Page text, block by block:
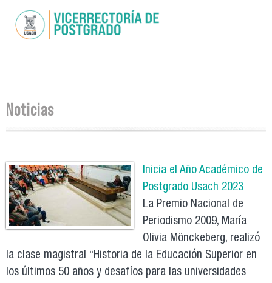
contenido
Se encuentra usted aquí
Noticias
Inicia el Año Académico de
Postgrado Usach 2023
La Premio Nacional de
Periodismo 2009, María
Olivia Mönckeberg, realizó
la clase magistral “Historia de la Educación Superior en
los últimos 50 años y desafíos para las universidades
Páginas